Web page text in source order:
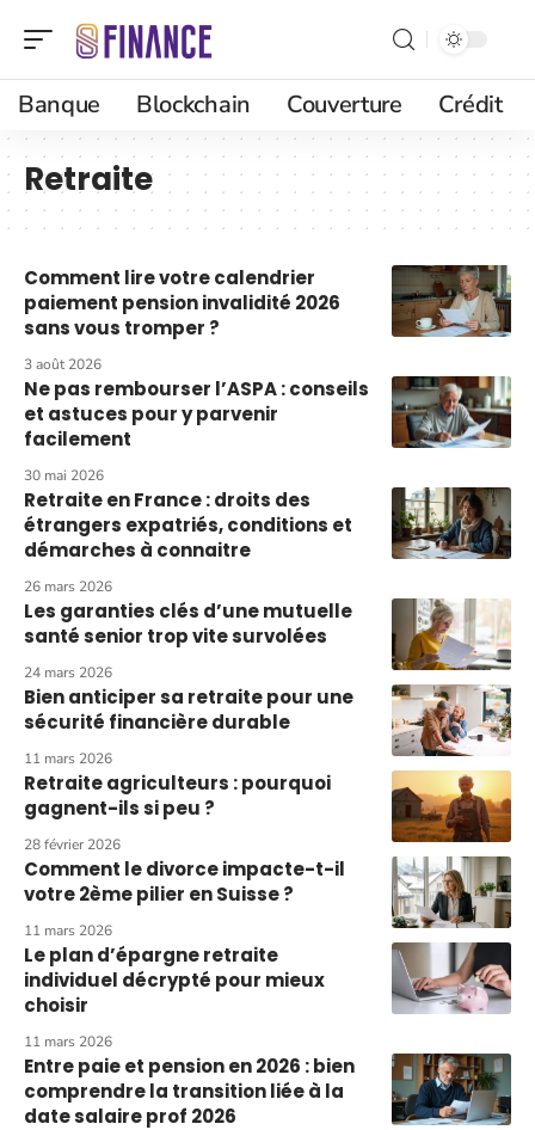
Banque Blockchain Couverture Crédit
Retraite
Comment lire votre calendrier
paiement pension invalidité 2026
sans vous tromper ?
3 août 2026
Ne pas rembourser l’ASPA : conseils
et astuces pour y parvenir
facilement
30 mai 2026
Retraite en France : droits des
étrangers expatriés, conditions et
démarches à connaitre
26 mars 2026
Les garanties clés d’une mutuelle
santé senior trop vite survolées
24 mars 2026
Bien anticiper sa retraite pour une
sécurité financière durable
11 mars 2026
Retraite agriculteurs : pourquoi
gagnent-ils si peu ?
28 février 2026
Comment le divorce impacte-t-il
votre 2ème pilier en Suisse ?
11 mars 2026
Le plan d’épargne retraite
individuel décrypté pour mieux
choisir
11 mars 2026
Entre paie et pension en 2026 : bien
comprendre la transition liée à la
date salaire prof 2026